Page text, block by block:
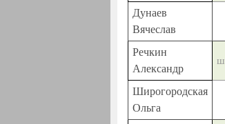
Дунаев
Вячеслав
Речкин
Александр
ш
Широгородская
Ольга